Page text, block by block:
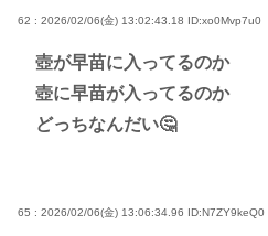
62 : 2026/02/06(金) 13:02:43.18 ID:xo0Mvp7u0
壺が早苗に入ってるのか
壺に早苗が入ってるのか
どっちなんだい🤔
65 : 2026/02/06(金) 13:06:34.96 ID:N7ZY9keQ0